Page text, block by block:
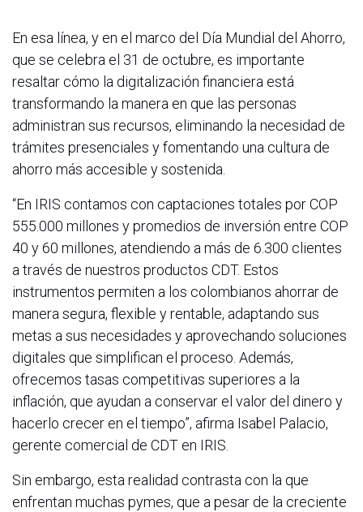
En esa línea, y en el marco del Día Mundial del Ahorro,
que se celebra el 31 de octubre, es importante
resaltar cómo la digitalización financiera está
transformando la manera en que las personas
administran sus recursos, eliminando la necesidad de
trámites presenciales y fomentando una cultura de
ahorro más accesible y sostenida.
“En IRIS contamos con captaciones totales por COP
555.000 millones y promedios de inversión entre COP
40 y 60 millones, atendiendo a más de 6.300 clientes
a través de nuestros productos CDT. Estos
instrumentos permiten a los colombianos ahorrar de
manera segura, flexible y rentable, adaptando sus
metas a sus necesidades y aprovechando soluciones
digitales que simplifican el proceso. Además,
ofrecemos tasas competitivas superiores a la
inflación, que ayudan a conservar el valor del dinero y
hacerlo crecer en el tiempo”, afirma Isabel Palacio,
gerente comercial de CDT en IRIS.
Sin embargo, esta realidad contrasta con la que
enfrentan muchas pymes, que a pesar de la creciente